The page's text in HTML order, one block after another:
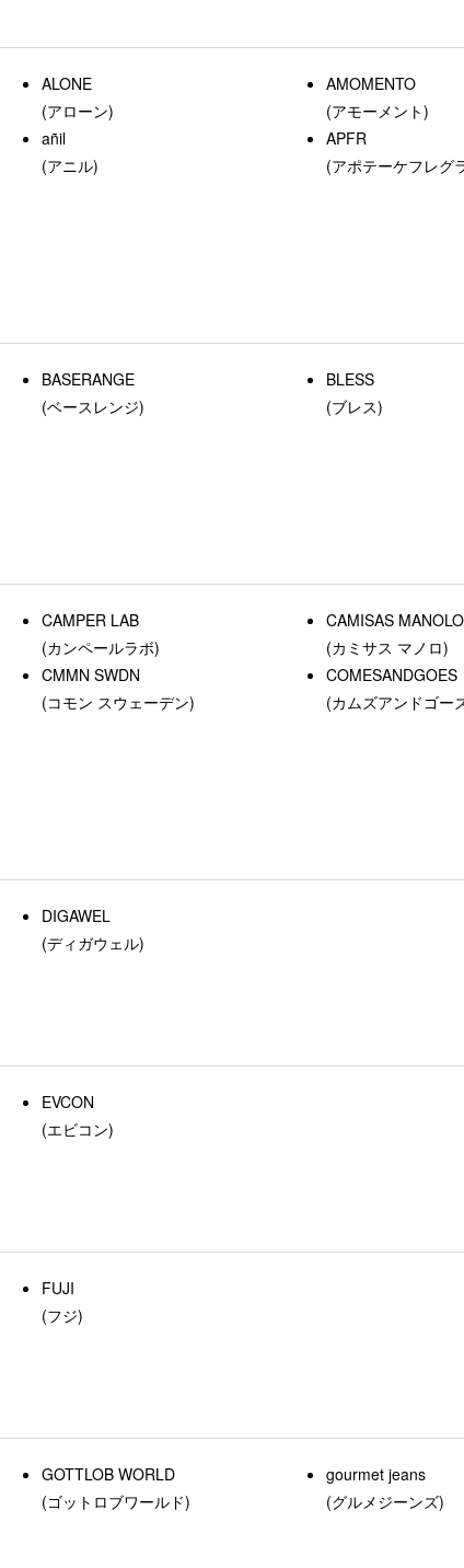
ALONE
(アローン)
AMOMENTO
(アモーメント)
añil
(アニル)
APFR
(アポテーケフレグ
BASERANGE
(ベースレンジ)
BLESS
(ブレス)
CAMPER LAB
(カンペールラボ)
CAMISAS MANOLO
(カミサス マノロ)
CMMN SWDN
(コモン スウェーデン)
COMESANDGOES
(カムズアンドゴー
DIGAWEL
(ディガウェル)
EVCON
(エビコン)
FUJI
(フジ)
GOTTLOB WORLD
(ゴットロブワールド)
gourmet jeans
(グルメジーンズ)